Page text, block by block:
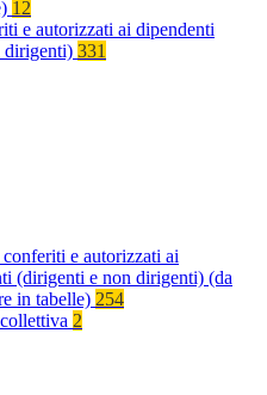
12
e autorizzati ai dipendenti
dirigenti) 331
e autorizzati ai
(dirigenti e non dirigenti) (da
in tabelle) 254
2